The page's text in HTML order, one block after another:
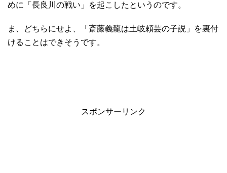
めに「長良川の戦い」を起こしたというのです。
ま、どちらにせよ、「斎藤義龍は土岐頼芸の子説」を裏付
けることはできそうです。
スポンサーリンク